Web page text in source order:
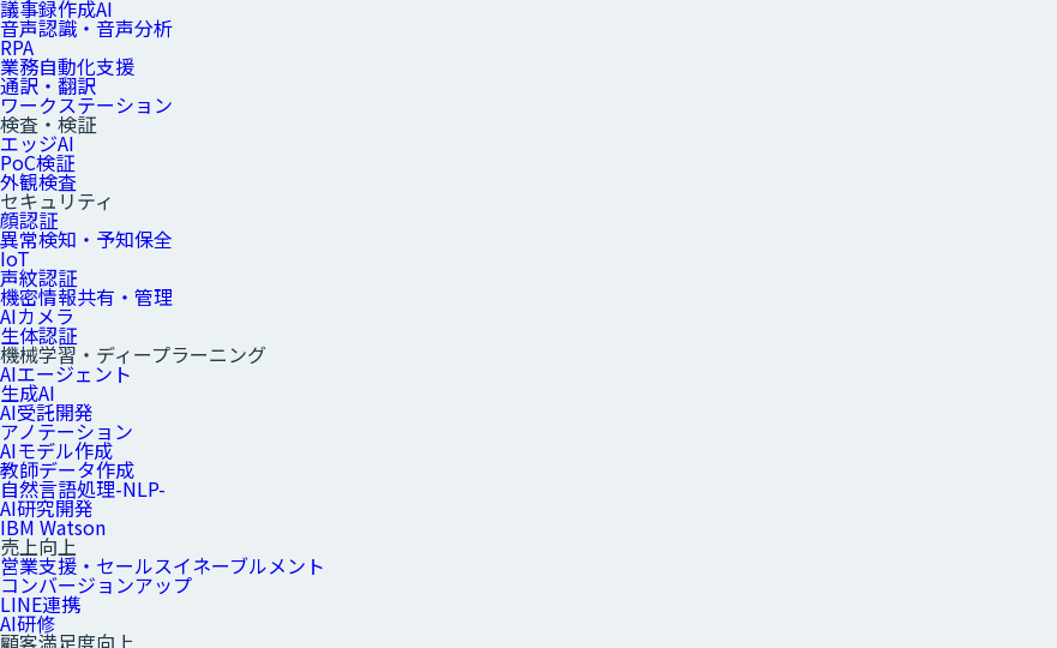
議事録作成AI
音声認識・音声分析
RPA
業務自動化支援
通訳・翻訳
ワークステーション
検査・検証
エッジAI
PoC検証
外観検査
セキュリティ
顔認証
異常検知・予知保全
IoT
声紋認証
機密情報共有・管理
AIカメラ
生体認証
機械学習・ディープラーニング
AIエージェント
生成AI
AI受託開発
アノテーション
AIモデル作成
教師データ作成
自然言語処理-NLP-
AI研究開発
IBM Watson
売上向上
営業支援・セールスイネーブルメント
コンバージョンアップ
LINE連携
AI研修
顧客満足度向上